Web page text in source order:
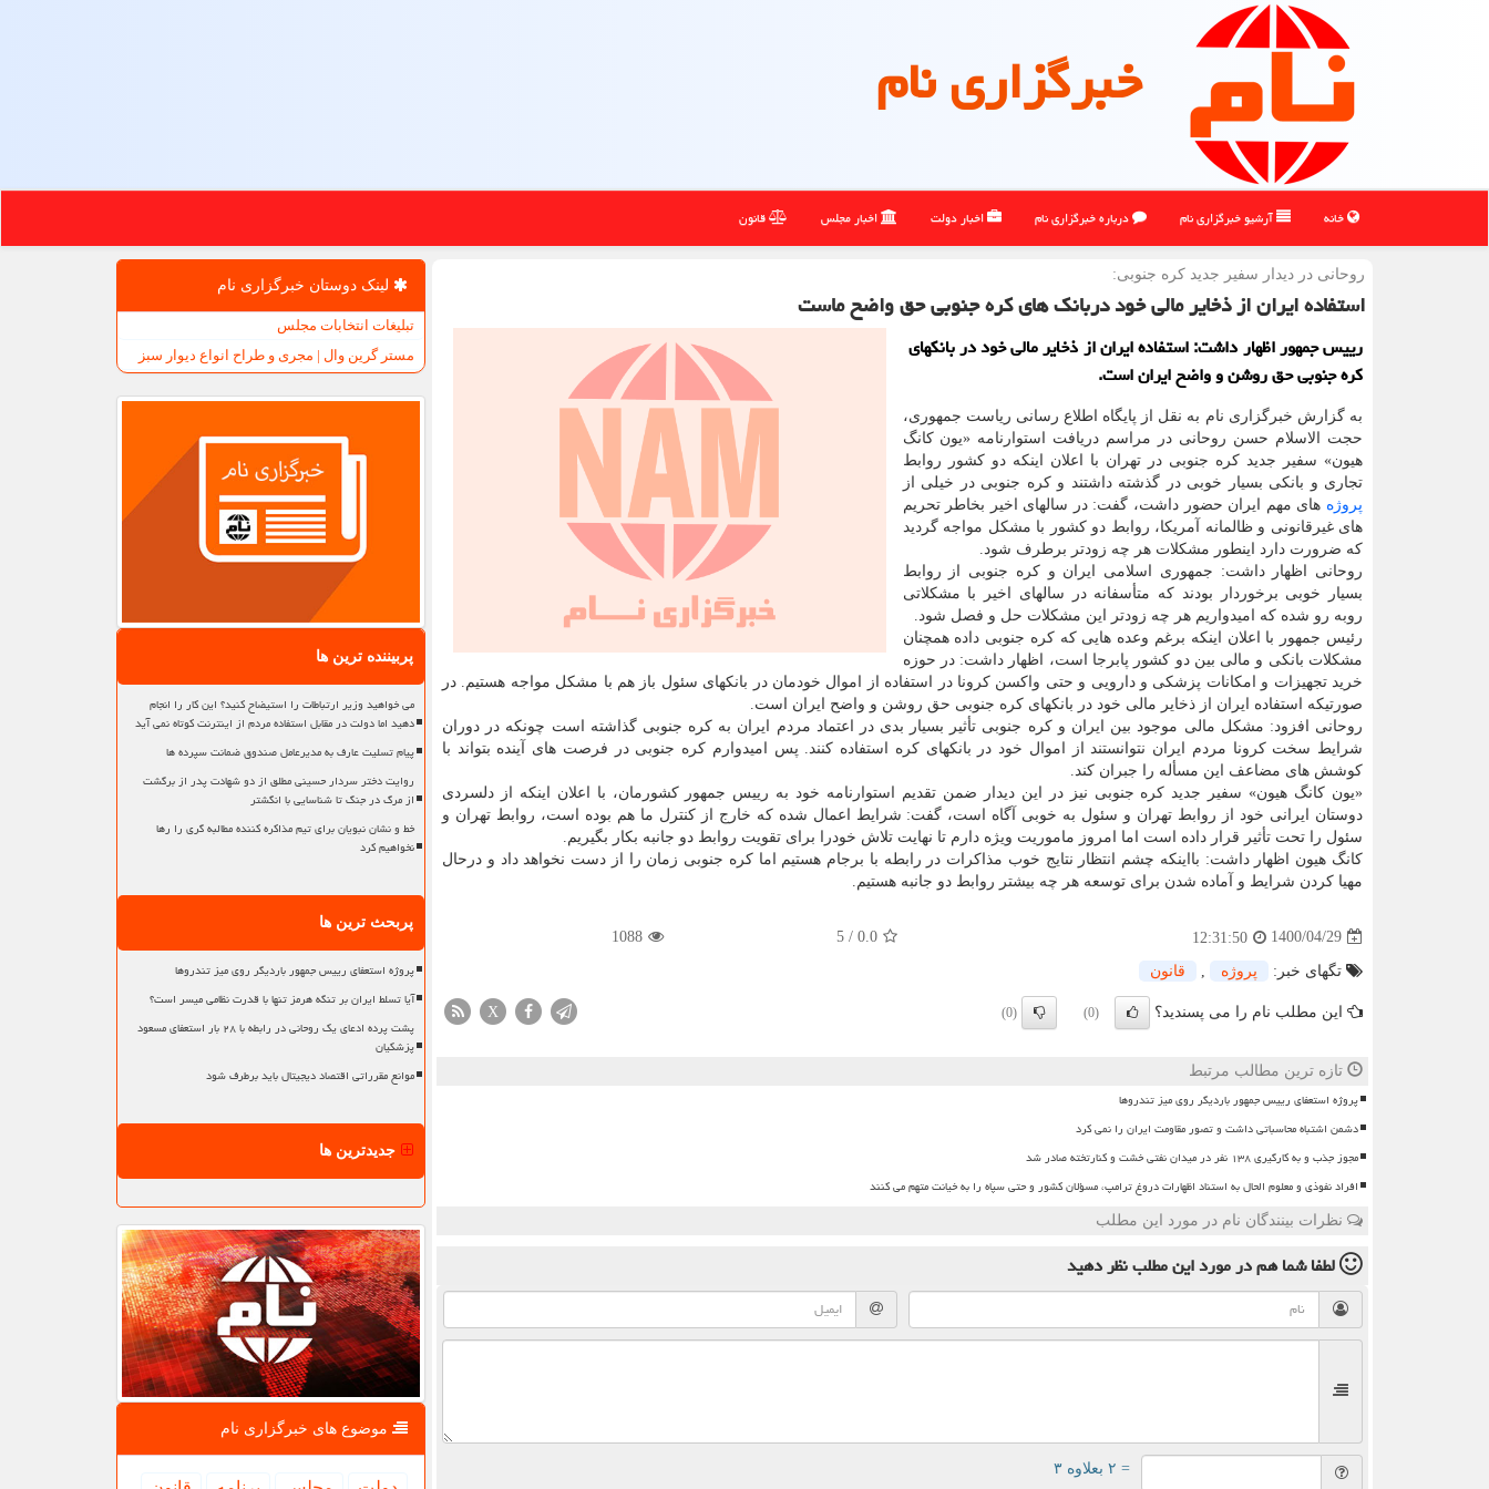
خبرگزاری نام
خانه آرشیو خبرگزاری نام درباره خبرگزاری نام اخبار دولت اخبار مجلس قانون
روحانی در دیدار سفیر جدید كره جنوبی:
استفاده ایران از ذخایر مالی خود دربانك های كره جنوبی حق واضح ماست
رییس جمهور اظهار داشت: استفاده ایران از ذخایر مالی خود در بانکهای
کره جنوبی حق روشن و واضح ایران است.
به گزارش خبرگزاری نام به نقل از پایگاه اطلاع رسانی ریاست جمهوری،
حجت الاسلام حسن روحانی در مراسم دریافت استوارنامه «یون کانگ
هیون» سفیر جدید کره جنوبی در تهران با اعلان اینکه دو کشور روابط
تجاری و بانکی بسیار خوبی در گذشته داشتند و کره جنوبی در خیلی از
پروژه های مهم ایران حضور داشت، گفت: در سالهای اخیر بخاطر تحریم
های غیرقانونی و ظالمانه آمریکا، روابط دو کشور با مشکل مواجه گردید
که ضرورت دارد اینطور مشکلات هر چه زودتر برطرف شود.
روحانی اظهار داشت: جمهوری اسلامی ایران و کره جنوبی از روابط
بسیار خوبی برخوردار بودند که متأسفانه در سالهای اخیر با مشکلاتی
روبه رو شده که امیدواریم هر چه زودتر این مشکلات حل و فصل شود.
رئیس جمهور با اعلان اینکه برغم وعده هایی که کره جنوبی داده همچنان
مشکلات بانکی و مالی بین دو کشور پابرجا است، اظهار داشت: در حوزه
خرید تجهیزات و امکانات پزشکی و دارویی و حتی واکسن کرونا در استفاده از اموال خودمان در بانکهای سئول باز هم با مشکل مواجه هستیم. در
صورتیکه استفاده ایران از ذخایر مالی خود در بانکهای کره جنوبی حق روشن و واضح ایران است.
روحانی افزود: مشکل مالی موجود بین ایران و کره جنوبی تأثیر بسیار بدی در اعتماد مردم ایران به کره جنوبی گذاشته است چونکه در دوران
شرایط سخت کرونا مردم ایران نتوانستند از اموال خود در بانکهای کره استفاده کنند. پس امیدوارم کره جنوبی در فرصت های آینده بتواند با
کوشش های مضاعف این مسأله را جبران کند.
«یون کانگ هیون» سفیر جدید کره جنوبی نیز در این دیدار ضمن تقدیم استوارنامه خود به رییس جمهور کشورمان، با اعلان اینکه از دلسردی
دوستان ایرانی خود از روابط تهران و سئول به خوبی آگاه است، گفت: شرایط اعمال شده که خارج از کنترل ما هم بوده است، روابط تهران و
سئول را تحت تأثیر قرار داده است اما امروز ماموریت ویژه دارم تا نهایت تلاش خودرا برای تقویت روابط دو جانبه بکار بگیریم.
کانگ هیون اظهار داشت: بااینکه چشم انتظار نتایج خوب مذاکرات در رابطه با برجام هستیم اما کره جنوبی زمان را از دست نخواهد داد و درحال
مهیا کردن شرایط و آماده شدن برای توسعه هر چه بیشتر روابط دو جانبه هستیم.
1400/04/29
12:31:50
0.0
/
5
1088
تگهای خبر: پروژه قانون
این مطلب نام را می پسندید؟ (0)
(0)
X
تازه ترین مطالب مرتبط
پروژه استعفای رییس جمهور باردیگر روی میز تندروها
دشمن اشتباه محاسباتی داشت و تصور مقاومت ایران را نمی کرد
مجوز جذب و به کارگیری ۱۳۸ نفر در میدان نفتی خشت و کنارتخته صادر شد
افراد نفوذی و معلوم الحال به استناد اظهارات دروغ ترامپ، مسؤلان کشور و حتی سپاه را به خیانت متهم می کنند
نظرات بینندگان نام در مورد این مطلب
لطفا شما همدر مورد این مطلبنظر دهید
= ۲ بعلاوه ۳
لینک دوستان خبرگزاری نام
تبلیغات انتخابات مجلس
مستر گرین وال | مجری و طراح انواع دیوار سبز
پربیننده ترین ها
می خواهید وزیر ارتباطات را استیضاح کنید؟ این کار را انجام
دهید اما دولت در مقابل استفاده مردم از اینترنت کوتاه نمی آید
پیام تسلیت عارف به مدیرعامل صندوق ضمانت سپرده ها
روایت دختر سردار حسینی مطلق از دو شهادت پدر از برگشت
از مرگ در جنگ تا شناسایی با انگشتر
خط و نشان نبویان برای تیم مذاکره کننده مطالبه گری را رها
نخواهیم کرد
پربحث ترین ها
پروژه استعفای رییس جمهور باردیگر روی میز تندروها
آیا تسلط ایران بر تنگه هرمز تنها با قدرت نظامی میسر است؟
پشت پرده ادعای یک روحانی در رابطه با ۲۸ بار استعفای مسعود
پزشکیان
موانع مقرراتی اقتصاد دیجیتال باید برطرف شود
جدیدترین ها
موضوع های خبرگزاری نام